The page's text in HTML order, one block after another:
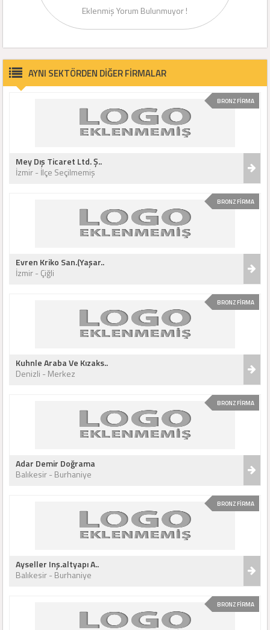
Eklenmiş Yorum Bulunmuyor !
AYNI SEKTÖRDEN DİĞER FİRMALAR
BRONZ FİRMA
Mey Dış Ticaret Ltd. Ş..
İzmir - İlçe Seçilmemiş
BRONZ FİRMA
Evren Kriko San.(Yaşar..
İzmir - Çiğli
BRONZ FİRMA
Kuhnle Araba Ve Kızaks..
Denizli - Merkez
BRONZ FİRMA
Adar Demir Doğrama
Balıkesir - Burhaniye
BRONZ FİRMA
Ayseller Inş.altyapı A..
Balıkesir - Burhaniye
BRONZ FİRMA